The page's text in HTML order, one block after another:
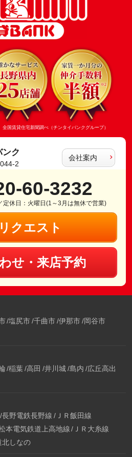
国賃貸住宅新聞調べ（チンタイバンクグループ）
ク
2
会社案内
60-3232
休日：火曜日(1～3月は無休で営業)
クエスト
せ・来店予約
塩尻市 千曲市 伊那市 岡谷市
稲葉 高田 井川城 島内 広丘高出
長野電鉄長野線 ＪＲ飯田線
本電気鉄道上高地線
ＪＲ大糸線
北しなの